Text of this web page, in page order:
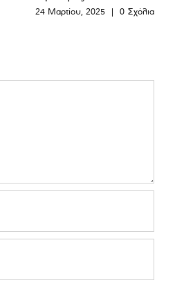
24 Μαρτίου, 2025 | 0 Σχόλια